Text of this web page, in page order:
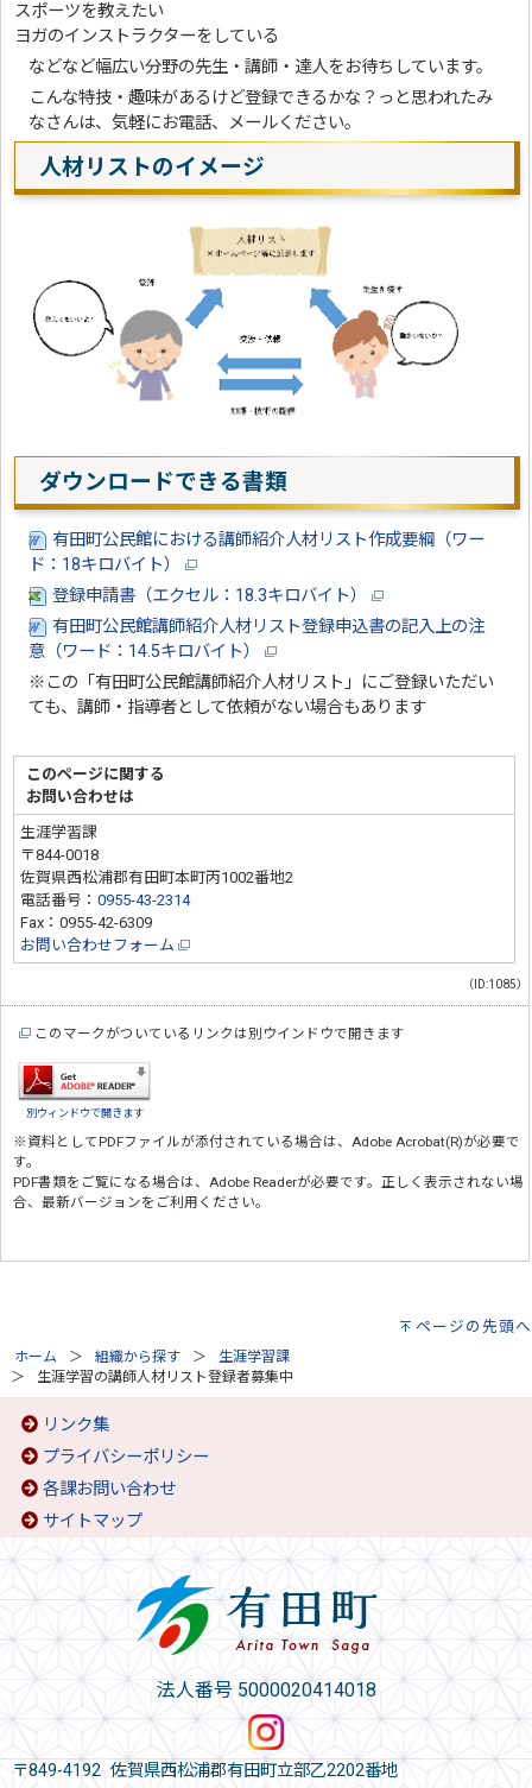
スポーツを教えたい
ヨガのインストラクターをしている
などなど幅広い分野の先生・講師・達人をお待ちしています。
こんな特技・趣味があるけど登録できるかな？っと思われたみ
なさんは、気軽にお電話、メールください。
人材リストのイメージ
ダウンロードできる書類
有田町公民館における講師紹介人材リスト作成要綱（ワー
ド：18キロバイト）
登録申請書（エクセル：18.3キロバイト）
有田町公民館講師紹介人材リスト登録申込書の記入上の注
意（ワード：14.5キロバイト）
※この「有田町公民館講師紹介人材リスト」にご登録いただい
ても、講師・指導者として依頼がない場合もあります
このページに関する
お問い合わせは
生涯学習課
〒844-0018
佐賀県西松浦郡有田町本町丙1002番地2
電話番号：0955-43-2314
Fax：0955-42-6309
お問い合わせフォーム
（ID:1085）
このマークがついているリンクは別ウインドウで開きます
別ウィンドウで開きます
※資料としてPDFファイルが添付されている場合は、 Adobe Acrobat(R)が必要で
す。
PDF書類をご覧になる場合は、 Adobe Readerが必要です。正しく表示されない場
合、最新バージョンをご利用ください。
ページの先頭へ
ホーム 組織から探す
生涯学習課
生涯学習の講師人材リスト登録者募集中
リンク集
プライバシーポリシー
各課お問い合わせ
サイトマップ
法人番号 5000020414018
〒849-4192 佐賀県西松浦郡有田町立部乙2202番地